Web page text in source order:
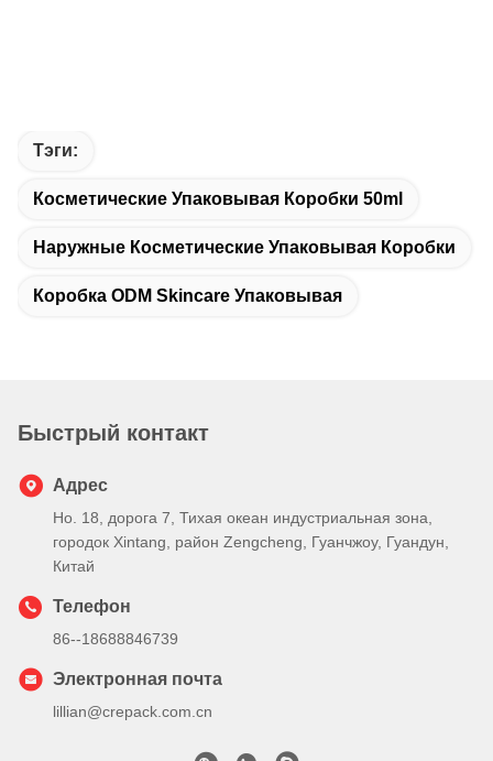
Тэги:
Косметические Упаковывая Коробки 50ml
Наружные Косметические Упаковывая Коробки
Коробка ODM Skincare Упаковывая
Быстрый контакт
Адрес
Но. 18, дорога 7, Тихая океан индустриальная зона,
городок Xintang, район Zengcheng, Гуанчжоу, Гуандун,
Китай
Телефон
86--18688846739
Электронная почта
lillian@crepack.com.cn